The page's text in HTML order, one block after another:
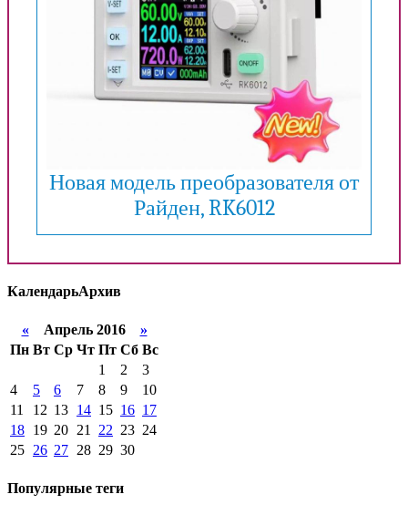
Новая модель преобразователя от
Райден, RK6012
КалендарьАрхив
«Апрель 2016 »
Пн Вт Ср Чт Пт Сб Вс
1
2
3
4
5 6 7 8 9
10
11
12 13 14 15 16 17
18 19 20 21 22 23 24
25 26 27 28 29 30
Популярные теги